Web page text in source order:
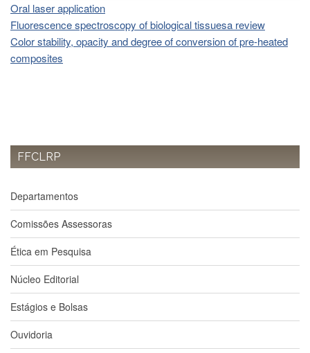
Dissertações
e
Teses
PAE
A
Pesquisa
Pesquisadores
Infraestrutura
Formulários
Notícias
Contato
Oral laser application
Fluorescence spectroscopy of biological tissuesa review
Color stability, opacity and degree of conversion of pre-heated
composites
FFCLRP
Departamentos
Comissões Assessoras
Ética em Pesquisa
Núcleo Editorial
Estágios e Bolsas
Ouvidoria